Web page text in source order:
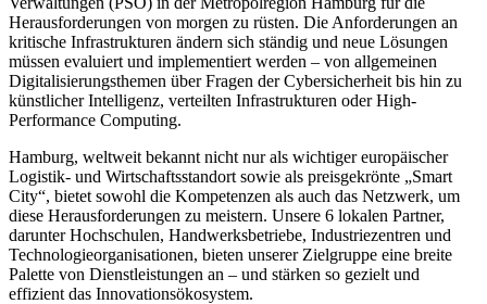
Herausforderungen von morgen zu rüsten. Die Anforderungen an
kritische Infrastrukturen ändern sich ständig und neue Lösungen
müssen evaluiert und implementiert werden – von allgemeinen
Digitalisierungsthemen über Fragen der Cybersicherheit bis hin zu
künstlicher Intelligenz, verteilten Infrastrukturen oder High-
Performance Computing.
Hamburg, weltweit bekannt nicht nur als wichtiger europäischer
Logistik- und Wirtschaftsstandort sowie als preisgekrönte „Smart
City“, bietet sowohl die Kompetenzen als auch das Netzwerk, um
diese Herausforderungen zu meistern. Unsere 6 lokalen Partner,
darunter Hochschulen, Handwerksbetriebe, Industriezentren und
Technologieorganisationen, bieten unserer Zielgruppe eine breite
Palette von Dienstleistungen an – und stärken so gezielt und
effizient das Innovationsökosystem.